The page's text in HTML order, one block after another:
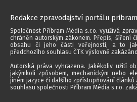
Redakce zpravodajství portálu
Společnost Příbram Média s.r.o. využívá
chráněn autorským zákonem. Přepis, šíření
obsahu či jeho části veřejnosti, a to
předchozího souhlasu ČTK výslovně
Autorská práva vyhrazena. Jakékoliv užití
jakýmkoli způsobem, mechanickým nebo
jiném jazyce či dalšího zpřístupňování
souhlasu společnosti Příbram Média s.r.o.